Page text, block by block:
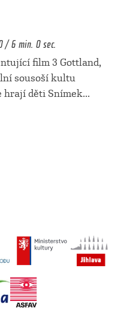
/ 6 min. 0 sec.
film 3 Gottland,
sousoší kultu
hrají děti Snímek...